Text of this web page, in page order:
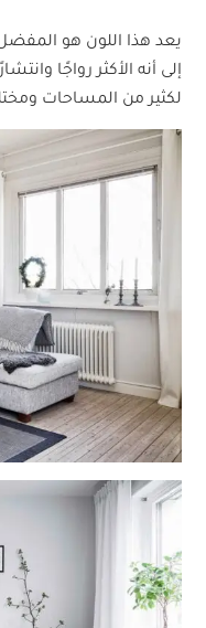
يعد هذا اللون هو
إلى أنه الأكثر رواجًا
لكثير من المساحات